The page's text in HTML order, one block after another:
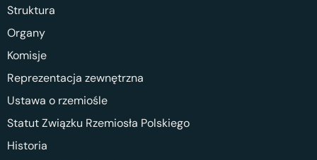
Struktura
Organy
Komisje
Reprezentacja zewnętrzna
Ustawa o rzemiośle
Statut Związku Rzemiosła Polskiego
Historia